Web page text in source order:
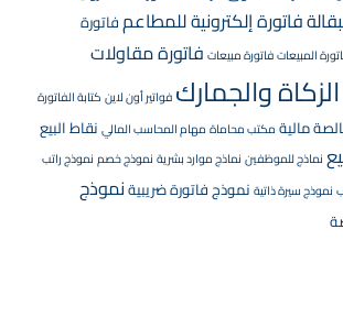
فاتورة إلكترونية للمطاعمفاتورة
المبيعاتفاتورة مبيعات فاتورة مقاولات
والجمارك فواتير أون لاين كتابة الفاتورة
مالية مكتب محاماة مهام المحاسب المالي نقاط البيع
نماذج للموظفين نماذج موارد بشرية نموذج خصم نموذج راتب
نموذج سيرة ذاتية نموذج فاتورة ضريبيةنموذج